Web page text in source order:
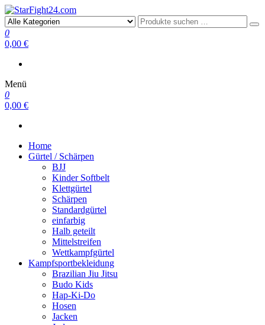
StarFight24.com
Kampfsportartikel
0
0,00 €
Menü
0
0,00 €
Home
Gürtel / Schärpen
BJJ
Kinder Softbelt
Klettgürtel
Schärpen
Standardgürtel
einfarbig
Halb geteilt
Mittelstreifen
Wettkampfgürtel
Kampfsportbekleidung
Brazilian Jiu Jitsu
Budo Kids
Hap-Ki-Do
Hosen
Jacken